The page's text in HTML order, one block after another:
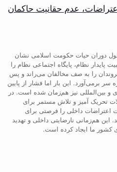
عدم حقانیت حاکمان
دوران حیات حکومت اسلامی نشان
نظام، پایگاه اجتماعی نظام را
را به صف مخالفان می‌راند و پس
سر برمی‌آورد. این بار اما فشار از پایین
بین‌المللی نیز هم‌زمان شده است. در
تحریک آمیز و تلاش مستمر برای
داخلی را فرصتی برای
این هم‌زمانی نارضایتی داخلی و تهدید
کشور ما ایجاد کرده است.